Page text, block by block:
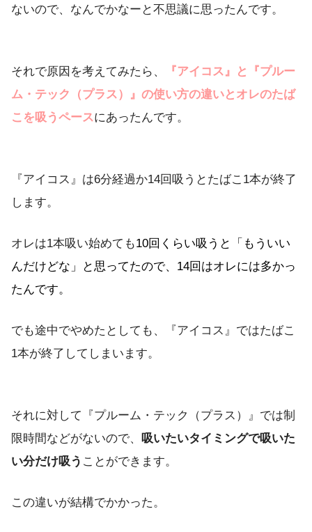
ないので、なんでかなーと不思議に思ったんです。
それで原因を考えてみたら、
『アイコス』と『プルー
ム・テック（プラス）』の使い方の違いとオレのたば
こを吸うペースにあったんです。
『アイコス』は6分経過か14回吸うとたばこ1本が終了
します。
オレは1本吸い始めても10回くらい吸うと「もういい
んだけどな」と思ってたので、14回はオレには多かっ
たんです。
でも途中でやめたとしても、『アイコス』ではたばこ
1本が終了してしまいます。
それに対して『プルーム・テック（プラス）』では制
限時間などがないので、 吸いたいタイミングで吸いた
い分だけ吸う ことができます。
この違いが結構でかかった。